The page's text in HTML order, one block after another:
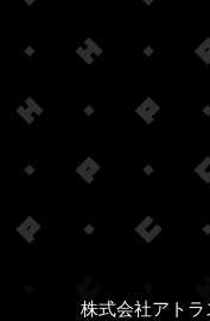
株式会社アト